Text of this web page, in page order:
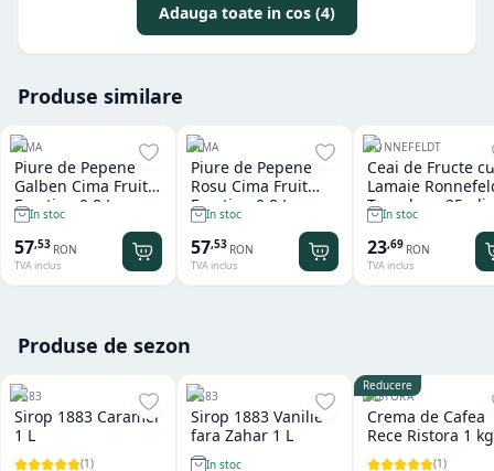
Adauga toate in cos (4)
Produse similare
CIMA
Piure de Pepene
Galben Cima Fruit
Emotion 0.8 L
In stoc
57,53 RON
TVA inclus
CIMA
Piure de Pepene
Rosu Cima Fruit
Emotion 0.8 L
In stoc
57,53 RON
TVA inclus
RONNEFELDT
Ceai de Fructe cu
Lamaie
Teavelope 25
In stoc
23,69 RON
TVA inclus
Produse de sezon
1883
Sirop 1883 Caramel
1 L
(1)
1883
Sirop 1883 Vanilie
fara Zahar 1 L
In stoc
Reducere
RISTORA
Crema de Cafea
Rece Ristora 1 kg
(1)